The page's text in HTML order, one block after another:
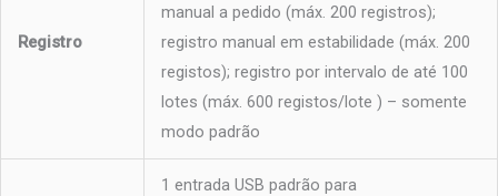
Registro
manual a pedido (máx. 200 registros);
registro manual em estabilidade (máx. 200
registos); registro por intervalo de até 100
lotes (máx. 600 registos/lote ) – somente
modo padrão
1 entrada USB padrão para